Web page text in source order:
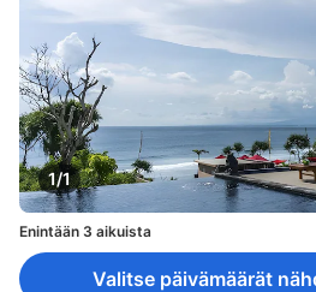
1/1
Enintään 3 aikuista
Valitse päivämäärät